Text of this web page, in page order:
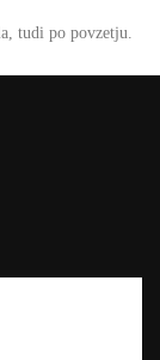
tudi po povzetju.